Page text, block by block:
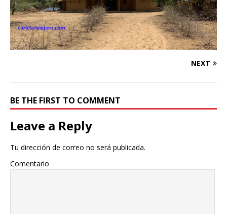
NEXT
BE THE FIRST TO COMMENT
Leave a Reply
Tu dirección de correo no será publicada.
Comentario